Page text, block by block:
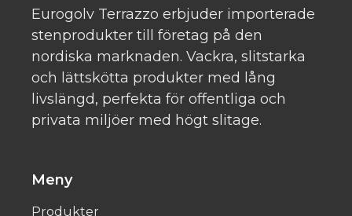
Eurogolv Terrazzo erbjuder importerade
stenprodukter till företag på den
nordiska marknaden. Vackra, slitstarka
och lättskötta produkter med lång
livslängd, perfekta för offentliga och
privata miljöer med högt slitage.
Meny
Produkter